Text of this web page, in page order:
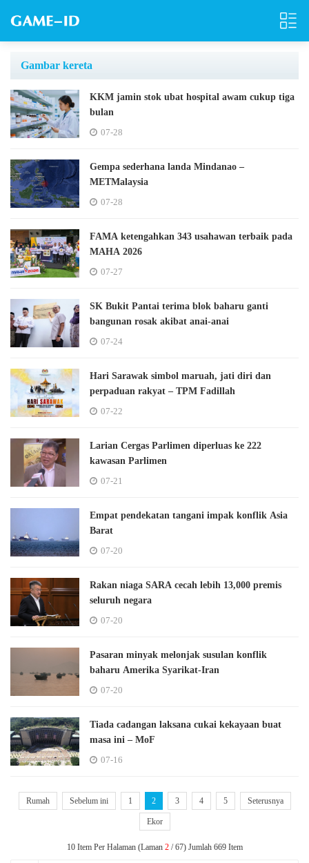
Gambar kereta
KKM jamin stok ubat hospital awam cukup tiga
bulan
07-28
Gempa sederhana landa Mindanao –
METMalaysia
07-28
FAMA ketengahkan 343 usahawan terbaik pada
MAHA 2026
07-27
SK Bukit Pantai terima blok baharu ganti
bangunan rosak akibat anai-anai
07-24
Hari Sarawak simbol maruah, jati diri dan
perpaduan rakyat – TPM Fadillah
07-22
Larian Cergas Parlimen diperluas ke 222
kawasan Parlimen
07-21
Empat pendekatan tangani impak konflik Asia
Barat
07-20
Rakan niaga SARA cecah lebih 13,000 premis
seluruh negara
07-20
Pasaran minyak melonjak susulan konflik
baharu Amerika Syarikat-Iran
07-20
Tiada cadangan laksana cukai kekayaan buat
masa ini – MoF
07-16
Rumah Sebelum ini 1 2 3 4 5 Seterusnya
Ekor
10 Item Per Halaman (Laman 2/ 67) Jumlah 669 Item